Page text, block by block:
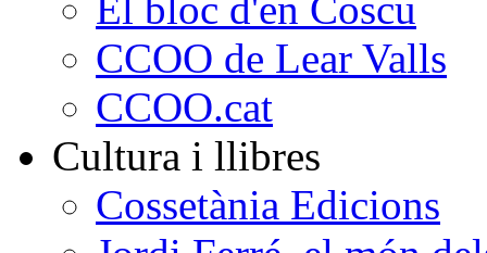
CCOO de Lear Valls
CCOO.cat
Cultura i llibres
Cossetània Edicions